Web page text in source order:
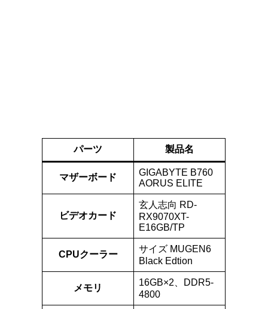
パーツ 製品名
マザーボード
GIGABYTE B760
AORUS ELITE
ビデオカード
玄人志向 RD-
RX9070XT-
E16GB/TP
CPUクーラー
サイズ MUGEN6
Black Edtion
メモリ
16GB×2、DDR5-
4800